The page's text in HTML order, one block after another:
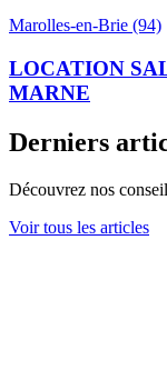
Marolles-en-Brie (94)
LOCATION
MARNE
Derniers
Découvrez nos
Voir tous les articles